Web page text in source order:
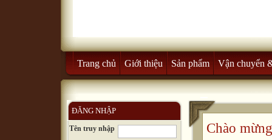
Trang chủ Giới thiệu Sản phẩm Vận chuyển
ĐĂNG NHẬP
Tên truy nhập
Chào